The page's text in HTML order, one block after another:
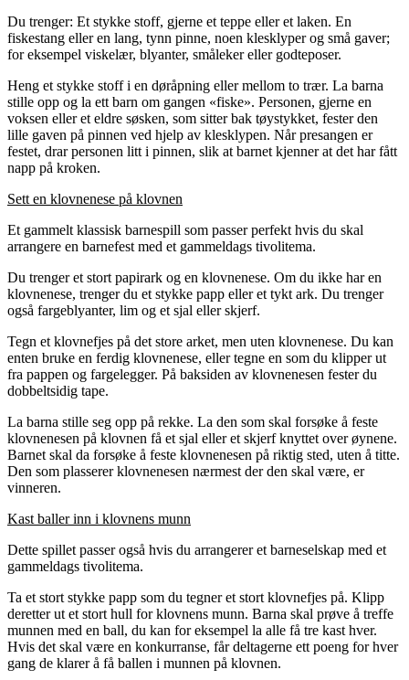
Du trenger: Et stykke stoff, gjerne et teppe eller et laken. En
fiskestang eller en lang, tynn pinne, noen klesklyper og små gaver;
for eksempel viskelær, blyanter, småleker eller godteposer.
Heng et stykke stoff i en døråpning eller mellom to trær. La barna
stille opp og la ett barn om gangen «fiske». Personen, gjerne en
voksen eller et eldre søsken, som sitter bak tøystykket, fester den
lille gaven på pinnen ved hjelp av klesklypen. Når presangen er
festet, drar personen litt i pinnen, slik at barnet kjenner at det har fått
napp på kroken.
Sett en klovnenese på klovnen
Et gammelt klassisk barnespill som passer perfekt hvis du skal
arrangere en barnefest med et gammeldags tivolitema.
Du trenger et stort papirark og en klovnenese. Om du ikke har en
klovnenese, trenger du et stykke papp eller et tykt ark. Du trenger
også fargeblyanter, lim og et sjal eller skjerf.
Tegn et klovnefjes på det store arket, men uten klovnenese. Du kan
enten bruke en ferdig klovnenese, eller tegne en som du klipper ut
fra pappen og fargelegger. På baksiden av klovnenesen fester du
dobbeltsidig tape.
La barna stille seg opp på rekke. La den som skal forsøke å feste
klovnenesen på klovnen få et sjal eller et skjerf knyttet over øynene.
Barnet skal da forsøke å feste klovnenesen på riktig sted, uten å titte.
Den som plasserer klovnenesen nærmest der den skal være, er
vinneren.
Kast baller inn i klovnens munn
Dette spillet passer også hvis du arrangerer et barneselskap med et
gammeldags tivolitema.
Ta et stort stykke papp som du tegner et stort klovnefjes på. Klipp
deretter ut et stort hull for klovnens munn. Barna skal prøve å treffe
munnen med en ball, du kan for eksempel la alle få tre kast hver.
Hvis det skal være en konkurranse, får deltagerne ett poeng for hver
gang de klarer å få ballen i munnen på klovnen.